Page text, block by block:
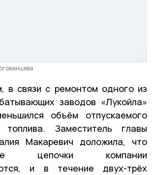
в связи с ремонтом одного из
заводов «Лукойла»
объём отпускаемого
Заместитель главы
Макаревич доложила, что
цепочки компании
и в течение двух-трёх